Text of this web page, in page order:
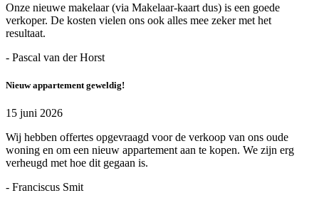
Onze nieuwe makelaar (via Makelaar-kaart dus) is een goede
verkoper. De kosten vielen ons ook alles mee zeker met het
resultaat.
- Pascal van der Horst
Nieuw appartement geweldig!
15 juni 2026
Wij hebben offertes opgevraagd voor de verkoop van ons oude
woning en om een nieuw appartement aan te kopen. We zijn erg
verheugd met hoe dit gegaan is.
- Franciscus Smit